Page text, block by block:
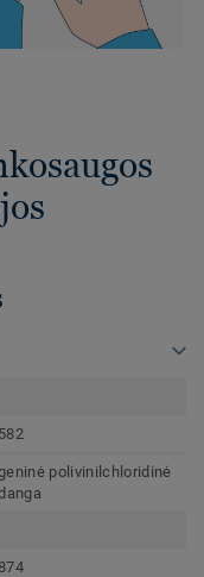
polivinilchloridinė